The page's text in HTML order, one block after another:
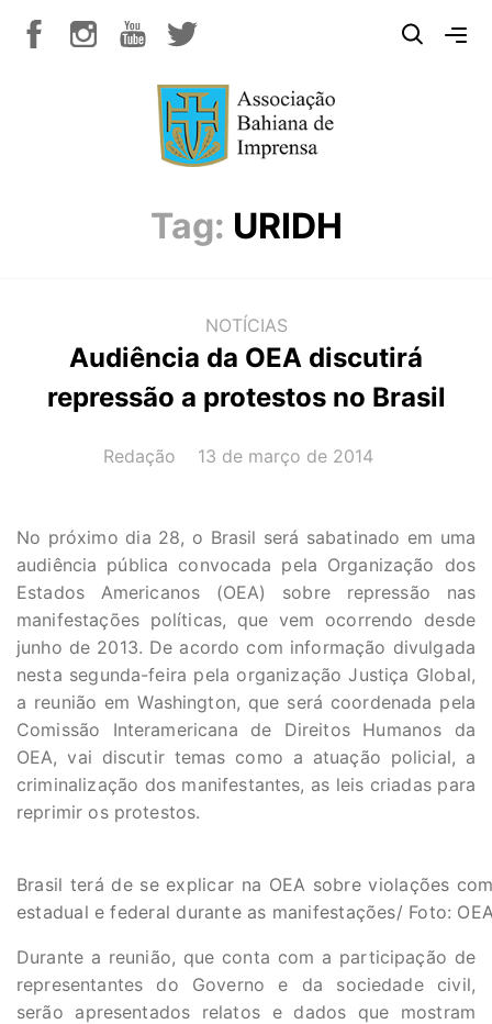
Tag: URIDH
NOTÍCIAS
Audiência da OEA discutirá
repressão a protestos no Brasil
AUTOR(A):
Redação DATA:
13 de março de 2014
No próximo dia 28, o Brasil será sabatinado em uma
audiência pública convocada pela Organização dos
Estados Americanos (OEA) sobre repressão nas
manifestações políticas, que vem ocorrendo desde
junho de 2013. De acordo com informação divulgada
nesta segunda-feira pela organização Justiça Global,
a reunião em Washington, que será coordenada pela
Comissão Interamericana de Direitos Humanos da
OEA, vai discutir temas como a atuação policial, a
criminalização dos manifestantes, as leis criadas para
reprimir os protestos.
Brasil terá de se explicar na OEA sobre violações
estadual e federal durante as manifestações/ Foto:
Durante a reunião, que conta com a participação de
representantes do Governo e da sociedade civil,
serão apresentados relatos e dados que mostram